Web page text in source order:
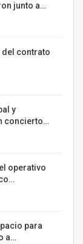
junto a…
del contrato
y
concierto…
operativo
para
a…